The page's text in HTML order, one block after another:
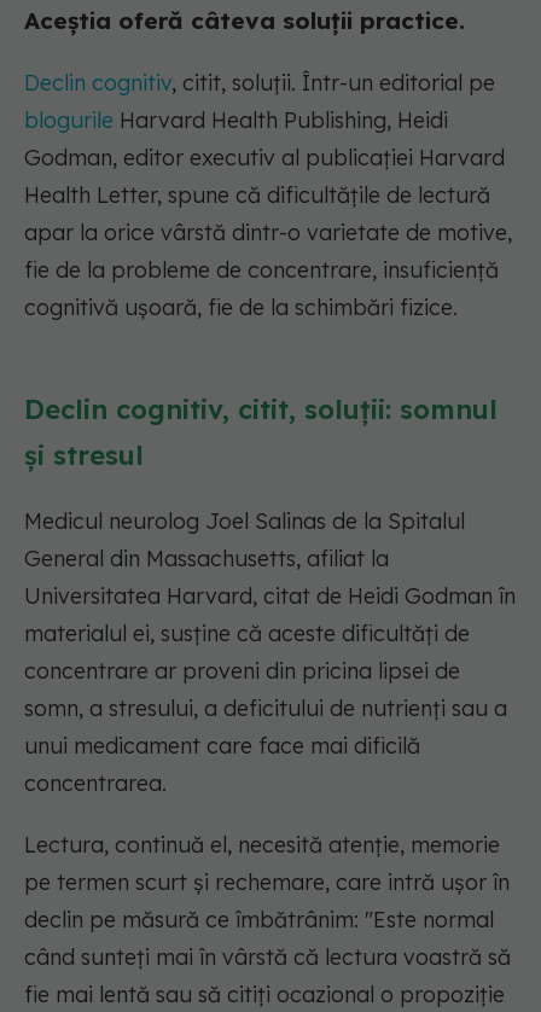
Aceștia oferă câteva soluții practice.
Declin cognitiv, citit, soluții. Într-un editorial pe
blogurile Harvard Health Publishing, Heidi
Godman, editor executiv al publicației Harvard
Health Letter, spune că dificultățile de lectură
apar la orice vârstă dintr-o varietate de motive,
fie de la probleme de concentrare, insuficiență
cognitivă ușoară, fie de la schimbări fizice.
Declin cognitiv, citit, soluții: somnul
și stresul
Medicul neurolog Joel Salinas de la Spitalul
General din Massachusetts, afiliat la
Universitatea Harvard, citat de Heidi Godman în
materialul ei, susține că aceste dificultăți de
concentrare ar proveni din pricina lipsei de
somn, a stresului, a deficitului de nutrienți sau a
unui medicament care face mai dificilă
concentrarea.
Lectura, continuă el, necesită atenție, memorie
pe termen scurt și rechemare, care intră ușor în
declin pe măsură ce îmbătrânim: "Este normal
când sunteți mai în vârstă că lectura voastră să
fie mai lentă sau să citiți ocazional o propoziție